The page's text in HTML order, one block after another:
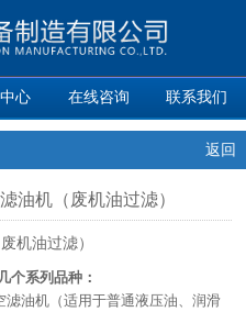
心 在线咨询 联系我们
返回
油机（废机油过滤）
个系列品种：
滤油机（适用于普通液压油、润滑